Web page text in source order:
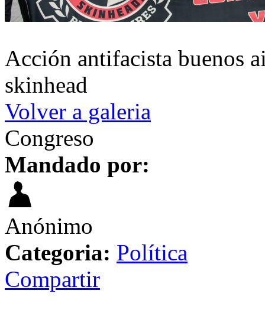
Acción antifacista buenos
skinhead
Volver a galeria
Congreso
Mandado por:
Anónimo
Categoria: Política
Compartir